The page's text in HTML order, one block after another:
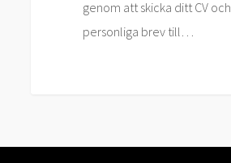
genom att skicka ditt CV och
personliga brev till…